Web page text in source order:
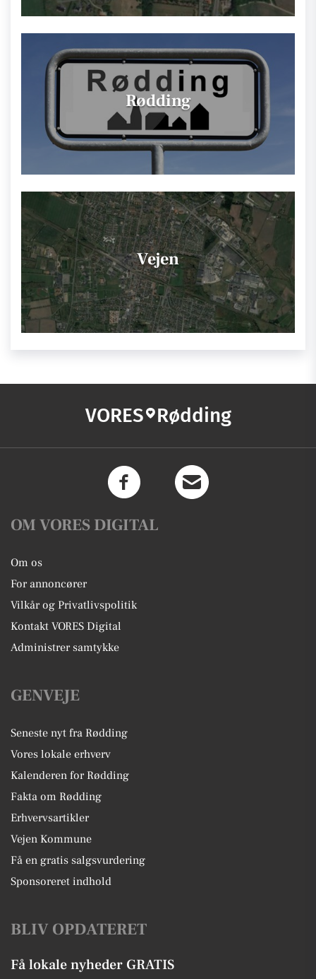
Rødding
Vejen
VORES Rødding
OM VORES DIGITAL
Om os
For annoncører
Vilkår og Privatlivspolitik
Kontakt VORES Digital
Administrer samtykke
GENVEJE
Seneste nyt fra Rødding
Vores lokale erhverv
Kalenderen for Rødding
Fakta om Rødding
Erhvervsartikler
Vejen Kommune
Få en gratis salgsvurdering
Sponsoreret indhold
BLIV OPDATERET
Få lokale nyheder GRATIS